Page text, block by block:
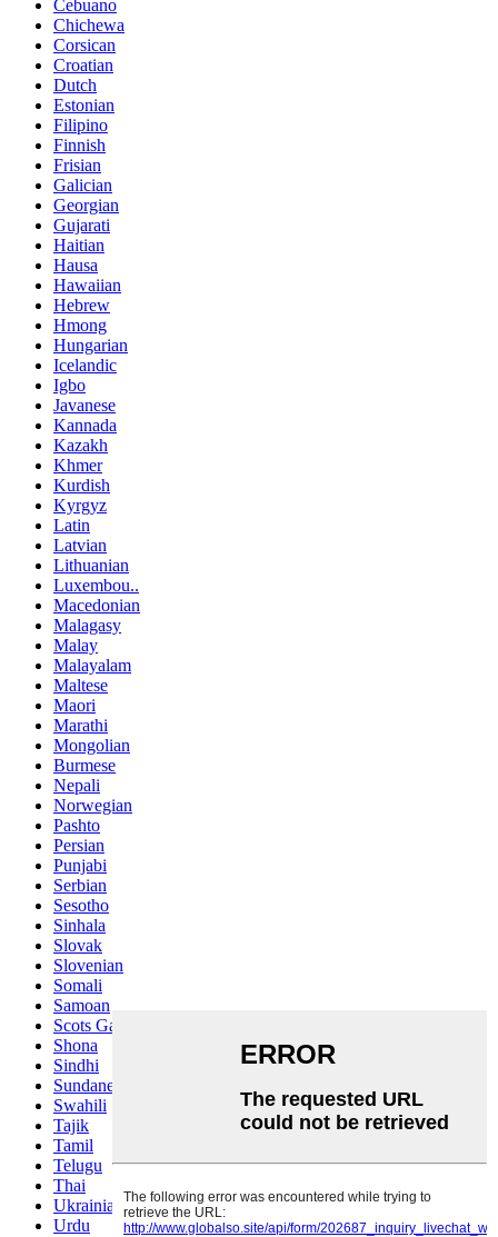
Cebuano
Chichewa
Corsican
Croatian
Dutch
Estonian
Filipino
Finnish
Frisian
Galician
Georgian
Gujarati
Haitian
Hausa
Hawaiian
Hebrew
Hmong
Hungarian
Icelandic
Igbo
Javanese
Kannada
Kazakh
Khmer
Kurdish
Kyrgyz
Latin
Latvian
Lithuanian
Luxembou..
Macedonian
Malagasy
Malay
Malayalam
Maltese
Maori
Marathi
Mongolian
Burmese
Nepali
Norwegian
Pashto
Persian
Punjabi
Serbian
Sesotho
Sinhala
Slovak
Slovenian
Somali
Samoan
Scots Gaelic
Shona
Sindhi
Sundanese
Swahili
Tajik
Tamil
Telugu
Thai
Ukrainian
Urdu